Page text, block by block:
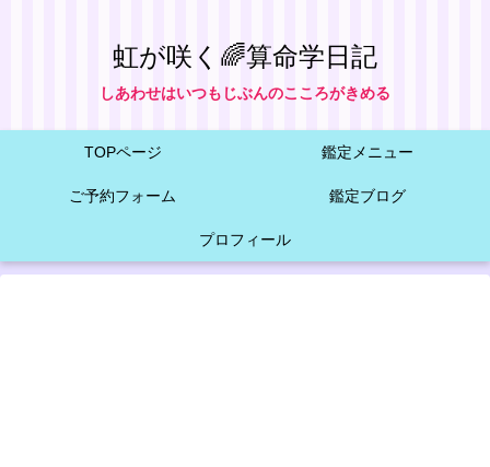
虹が咲く🌈算命学日記
しあわせはいつもじぶんのこころがきめる
TOPページ 鑑定メニュー
ご予約フォーム 鑑定ブログ
プロフィール